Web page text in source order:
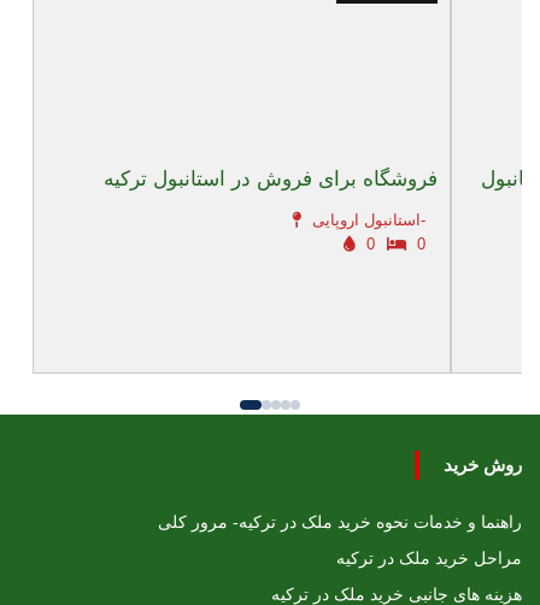
فروشگاه برای فروش در استانبول ترکیه
استانبول اروپایی-
0
0
روش خرید
راهنما و خدمات نحوه خرید ملک در ترکیه- مرور کلی
مراحل خرید ملک در ترکیه
هزینه های جانبی خرید ملک در ترکیه